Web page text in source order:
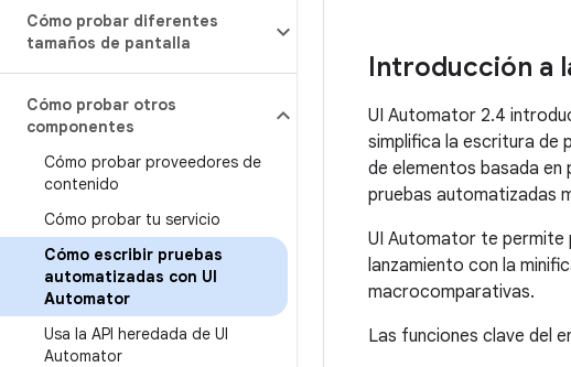
Cómo probar diferentes
tamaños de pantalla
Cómo probar otros
componentes
Cómo probar proveedores de
contenido
Cómo probar tu servicio
Cómo escribir pruebas
automatizadas con UI
Automator
Usa la API heredada de UI
Automator
Introducción a
UI Automator 2.4
simplifica la escritura de
de elementos basada
pruebas automatizadas
UI Automator te permite
lanzamiento con la
macrocomparativas.
Las funciones clave del